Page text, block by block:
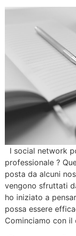
I social network
professionale ?
posta da alcuni
vengono sfruttati
ho iniziato a
possa essere
Cominciamo con